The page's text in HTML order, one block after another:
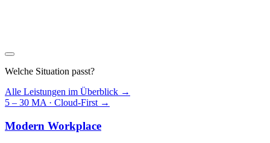
Welche Situation passt?
Alle Leistungen im Überblick →
5 – 30 MA · Cloud-First →
Modern Workplace